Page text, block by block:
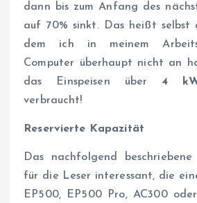
dann bis zum Anfang des
auf 70% sinkt. Das heißt selbst
dem ich in meinem
Computer überhaupt nicht an
das Einspeisen über 4
verbraucht!
Reservierte Kapazität
Das nachfolgend
für die Leser interessant, die
EP500, EP500 Pro, AC300